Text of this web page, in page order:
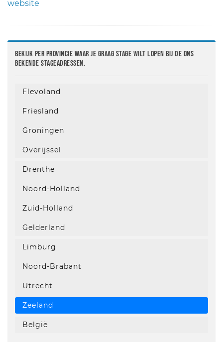
website
Bekijk per provincie waar je graag stage wilt lopen bij de ons
bekende stageadressen.
Flevoland
Friesland
Groningen
Overijssel
Drenthe
Noord-Holland
Zuid-Holland
Gelderland
Limburg
Noord-Brabant
Utrecht
Zeeland
België